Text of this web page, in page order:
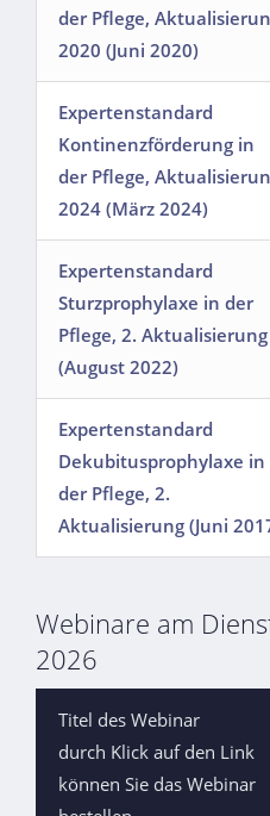
der Pflege,
2020 (Juni 2020)
Expertenstandard
Kontinenzförderung in
der Pflege,
2024 (März 2024)
Expertenstandard
Sturzprophylaxe in der
Pflege, 2. Aktualisierung
(August 2022)
Expertenstandard
Dekubitusprophylaxe in
der Pflege, 2.
Aktualisierung (Juni
Webinare am
2026
Titel des Webinar
durch Klick auf den Link
können Sie das Webinar